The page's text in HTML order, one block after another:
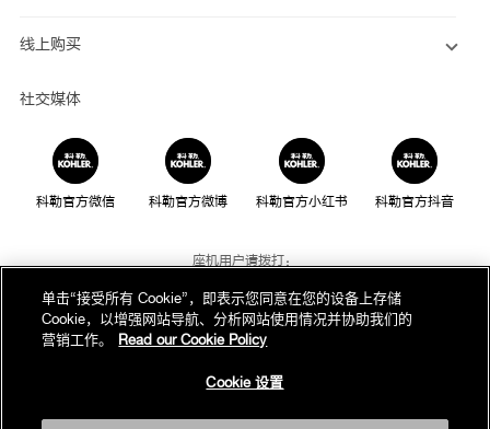
线上购买
社交媒体
科勒官方微信 科勒官方微博 科勒官方小红书 科勒官方抖音
座机用户请拨打：
800-820-2628
手机用户请拨打：
400-820-2628
我们的电话服务时间为：
单击“接受所有 Cookie”，即表示您同意在您的设备上存储
Cookie，以增强网站导航、分析网站使用情况并协助我们的
营销工作。
Read our Cookie Policy
Cookie 设置